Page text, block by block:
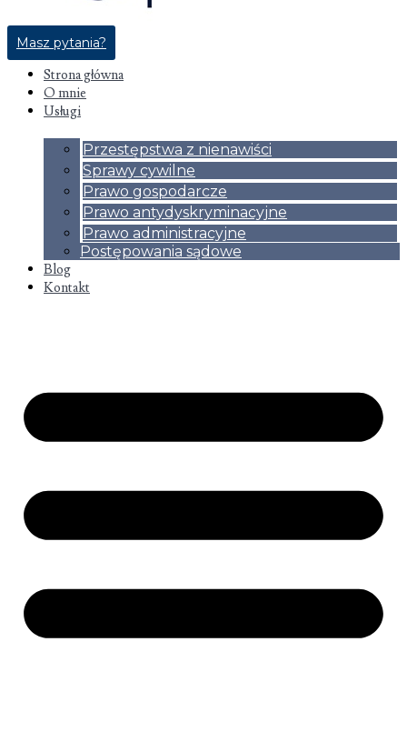
Masz pytania?
Strona główna
O mnie
Usługi
Przestępstwa z nienawiści
Sprawy cywilne
Prawo gospodarcze
Prawo antydyskryminacyjne
Prawo administracyjne
Postępowania sądowe
Blog
Kontakt